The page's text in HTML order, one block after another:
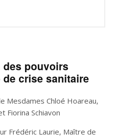
pouvoirs
crise sanitaire
Mesdames Chloé Hoareau,
Fiorina Schiavon
Frédéric Laurie, Maître de